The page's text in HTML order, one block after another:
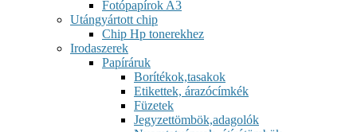
Fotópapírok A3
Utángyártott chip
Chip Hp tonerekhez
Irodaszerek
Papíráruk
Borítékok,tasakok
Etikettek, árazócímkék
Füzetek
Jegyzettömbök,adagolók